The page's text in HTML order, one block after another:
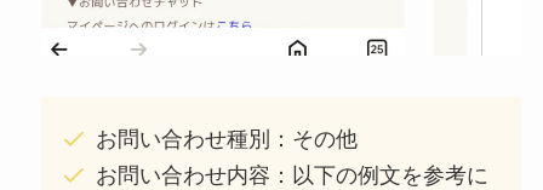
お問い合わせ種別：その他
お問い合わせ内容：以下の例文を参考に